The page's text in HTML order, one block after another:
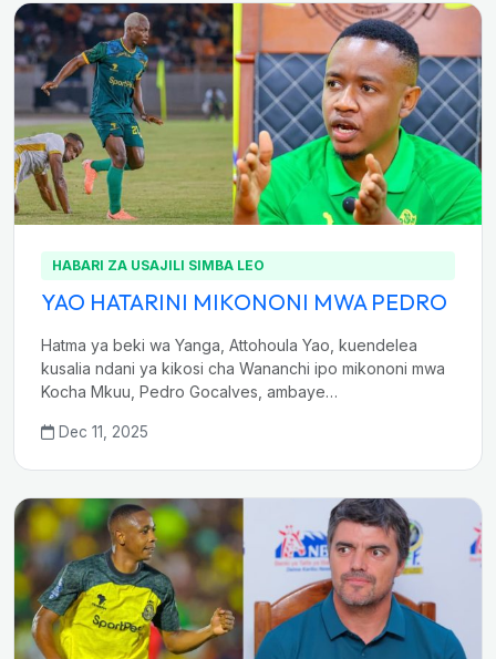
HABARI ZA USAJILI SIMBA LEO
YAO HATARINI MIKONONI MWA PEDRO
Hatma ya beki wa Yanga, Attohoula Yao, kuendelea
kusalia ndani ya kikosi cha Wananchi ipo mikononi mwa
Kocha Mkuu, Pedro Gocalves, ambaye…
Dec 11, 2025